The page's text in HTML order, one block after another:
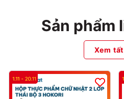
Sản phẩm
Xem